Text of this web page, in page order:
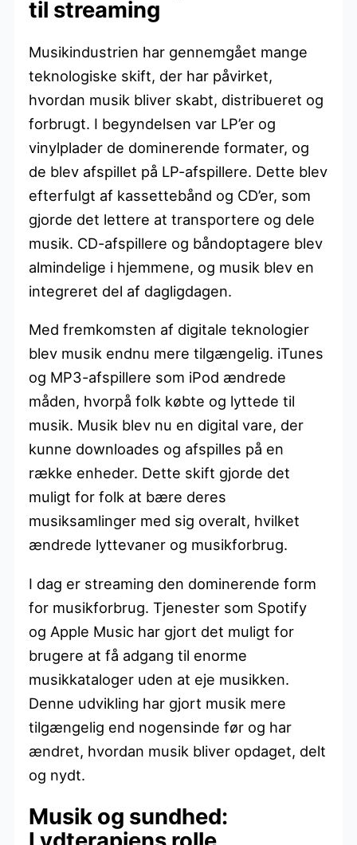
til streaming
Musikindustrien har gennemgået mange
teknologiske skift, der har påvirket,
hvordan musik bliver skabt, distribueret og
forbrugt. I begyndelsen var LP’er og
vinylplader de dominerende formater, og
de blev afspillet på LP-afspillere. Dette blev
efterfulgt af kassettebånd og CD’er, som
gjorde det lettere at transportere og dele
musik. CD-afspillere og båndoptagere blev
almindelige i hjemmene, og musik blev en
integreret del af dagligdagen.
Med fremkomsten af digitale teknologier
blev musik endnu mere tilgængelig. iTunes
og MP3-afspillere som iPod ændrede
måden, hvorpå folk købte og lyttede til
musik. Musik blev nu en digital vare, der
kunne downloades og afspilles på en
række enheder. Dette skift gjorde det
muligt for folk at bære deres
musiksamlinger med sig overalt, hvilket
ændrede lyttevaner og musikforbrug.
I dag er streaming den dominerende form
for musikforbrug. Tjenester som Spotify
og Apple Music har gjort det muligt for
brugere at få adgang til enorme
musikkataloger uden at eje musikken.
Denne udvikling har gjort musik mere
tilgængelig end nogensinde før og har
ændret, hvordan musik bliver opdaget, delt
og nydt.
Musik og sundhed: